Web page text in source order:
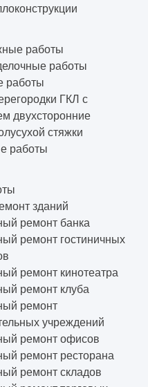
работы
работы
работы
ГКЛ с
двухсторонние
стяжки
работы
зданий
ремонт банка
ремонт гостиничных
ремонт кинотеатра
ремонт клуба
ремонт
учреждений
ремонт офисов
ремонт ресторана
ремонт складов